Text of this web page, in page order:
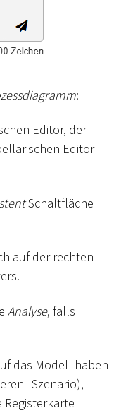
:
Editor, der
Editor
Schaltfläche
auf der rechten
Analyse, falls
das Modell haben
Szenario),